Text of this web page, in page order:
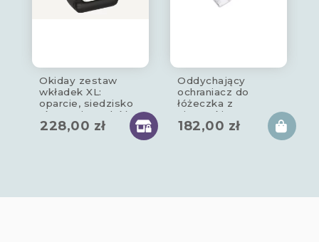
Okiday zestaw
wkładek XL:
oparcie, siedzisko
akcesoria podróżne
do fotelika
228,00 zł
Oddychający
ochraniacz do
łóżeczka z
siateczki star
copse 180x30cm
182,00 zł